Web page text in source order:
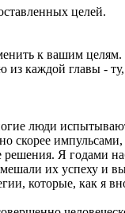
целей.
к вашим
каждой главы -
люди
скорее
Я годами
их успеху
которые, как